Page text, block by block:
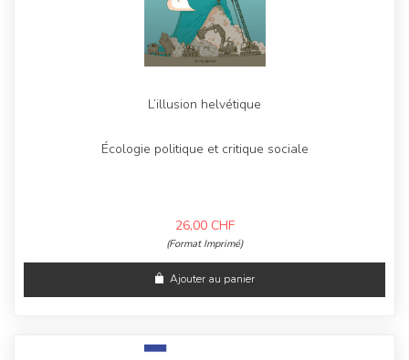
L’illusion helvétique
Écologie politique et critique sociale
26,00 CHF
(Format Imprimé)
Ajouter au panier